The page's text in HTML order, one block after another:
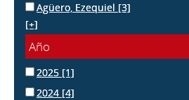
Agüero, Ezequiel [3]
[+]
Año
2025 [1]
2024 [4]